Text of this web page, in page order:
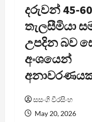
දරුවන් 45-
තැලසීමියා
උපදින බව
අංශයෙන්
සසංගි වීරසිංහ
May 20, 2026